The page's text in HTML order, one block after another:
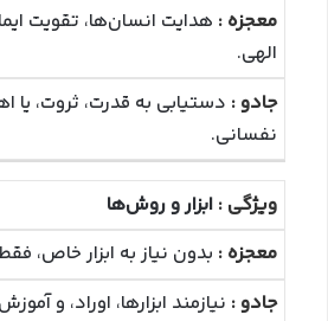
هدایت انسان‌ها، تقویت
الهی.
دستیابی به قدرت، ثروت، یا
نفسانی.
ابزار و روش‌ها
بدون نیاز به ابزار خاص،
نیازمند ابزارها، اوراد، و